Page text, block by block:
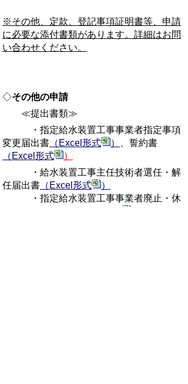
※その他、定款、登記事項証明書等、申請
に必要な添付書類があります。詳細はお問
い合わせください。
◇その他の申請
≪提出書類≫
・指定給水装置工事事業者指定事項
変更届出書 （Excel形式 ）
、誓約書
（Excel形式
）
・給水装置工事主任技術者選任・解
任届出書 （Excel形式
）
・指定給水装置工事事業者廃止・休